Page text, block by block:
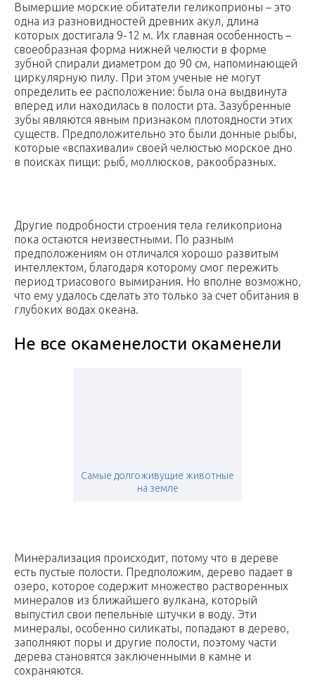
Вымершие морские обитатели геликоприоны – это
одна из разновидностей древних акул, длина
которых достигала 9-12 м. Их главная особенность –
своеобразная форма нижней челюсти в форме
зубной спирали диаметром до 90 см, напоминающей
циркулярную пилу. При этом ученые не могут
определить ее расположение: была она выдвинута
вперед или находилась в полости рта. Зазубренные
зубы являются явным признаком плотоядности этих
существ. Предположительно это были донные рыбы,
которые «вспахивали» своей челюстью морское дно
в поисках пищи: рыб, моллюсков, ракообразных.
Другие подробности строения тела геликоприона
пока остаются неизвестными. По разным
предположениям он отличался хорошо развитым
интеллектом, благодаря которому смог пережить
период триасового вымирания. Но вполне возможно,
что ему удалось сделать это только за счет обитания в
глубоких водах океана.
Не все окаменелости окаменели
Самые долгоживущие животные
на земле
Минерализация происходит, потому что в дереве
есть пустые полости. Предположим, дерево падает в
озеро, которое содержит множество растворенных
минералов из ближайшего вулкана, который
выпустил свои пепельные штучки в воду. Эти
минералы, особенно силикаты, попадают в дерево,
заполняют поры и другие полости, поэтому части
дерева становятся заключенными в камне и
сохраняются.